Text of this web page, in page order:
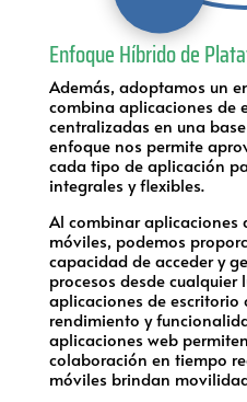
Enfoque Híbrido de
Además, adoptamos un
combina aplicaciones de
centralizadas en una
enfoque nos permite
cada tipo de aplicación
integrales y flexibles.
Al combinar aplicaciones
móviles, podemos
capacidad de acceder y
procesos desde cualquier
aplicaciones de escritorio
rendimiento y
aplicaciones web
colaboración en tiempo
móviles brindan